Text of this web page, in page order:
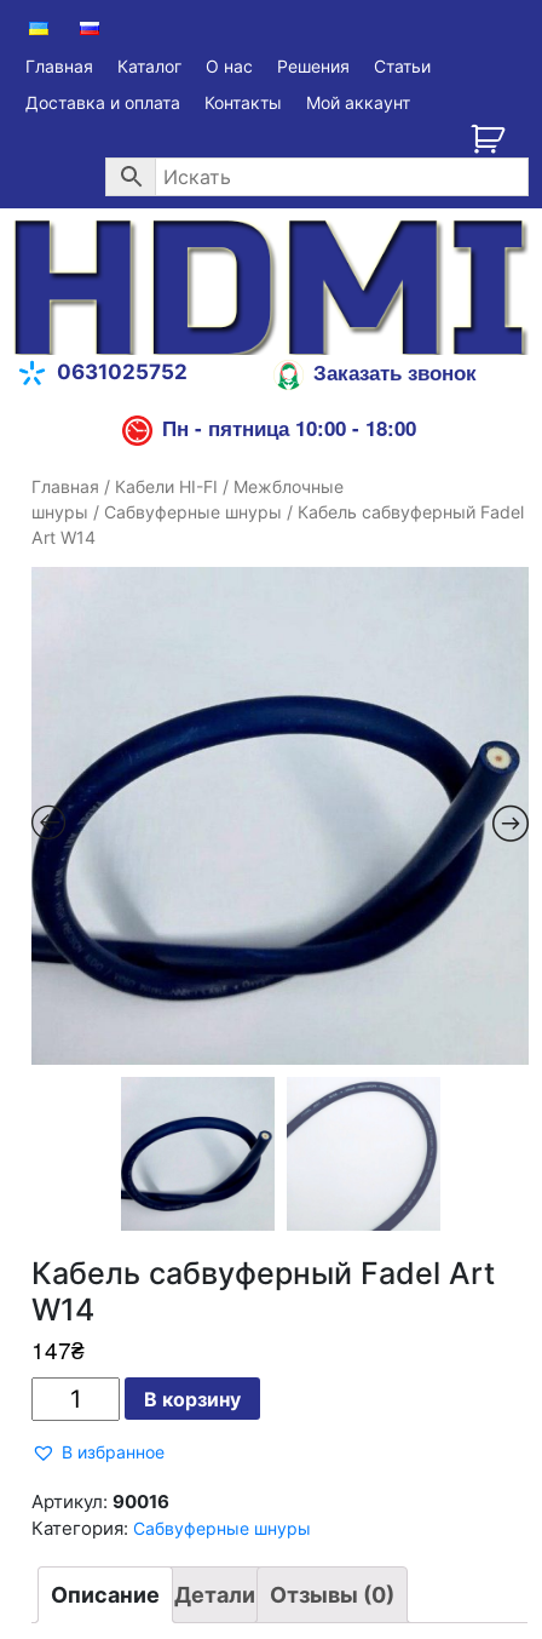
Главная Каталог О нас Решения
Статьи
Доставка и оплата
Контакты Мой аккаунт
0631025752
Заказать звонок
Пн - пятница 10:00 - 18:00
Главная / Кабели HI-FI / Межблочные
шнуры / Сабвуферные шнуры / Кабель сабвуферный Fadel
Art W14
Кабель сабвуферный Fadel Art
W14
147₴
сабвуферный
Art
В корзину
В избранное
Артикул:90016
Категория:Сабвуферные шнуры
Описание Детали Отзывы (0)